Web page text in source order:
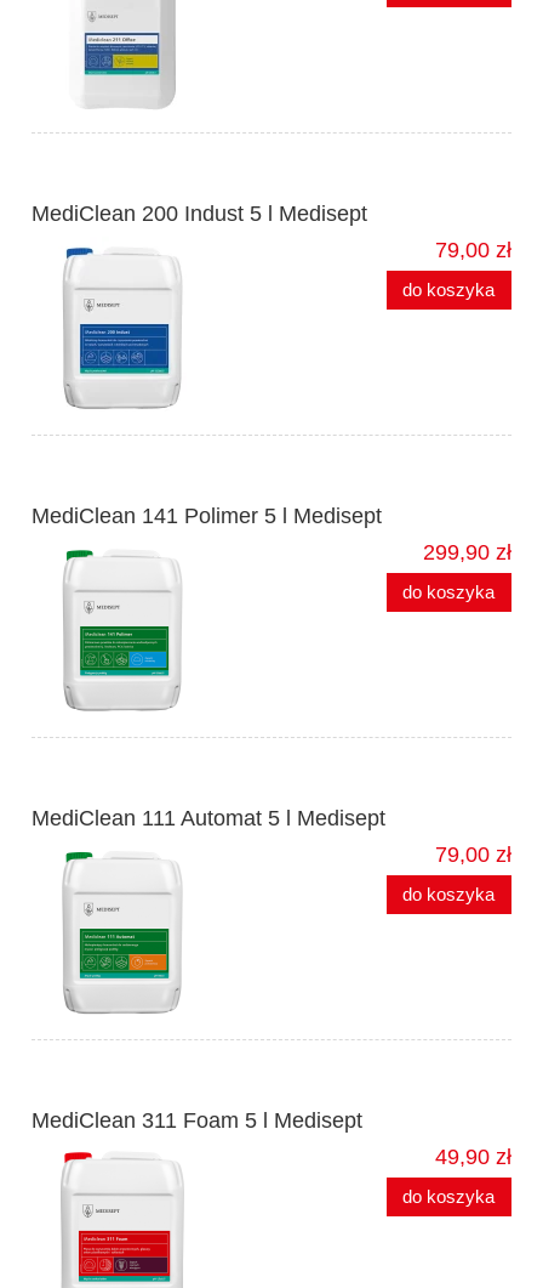
MediClean 200 Indust 5 l Medisept
79,00 zł
do koszyka
MediClean 141 Polimer 5 l Medisept
299,90 zł
do koszyka
MediClean 111 Automat 5 l Medisept
79,00 zł
do koszyka
MediClean 311 Foam 5 l Medisept
49,90 zł
do koszyka